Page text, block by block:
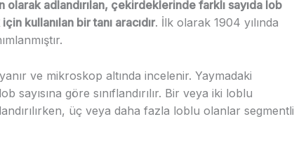
adlandırılan, çekirdeklerinde farklı sayıda lob
kullanılan bir tanı aracıdır. İlk olarak 1904 yılında
ve mikroskop altında incelenir. Yaymadaki
göre sınıflandırılır. Bir veya iki loblu
üç veya daha fazla loblu olanlar segmentli